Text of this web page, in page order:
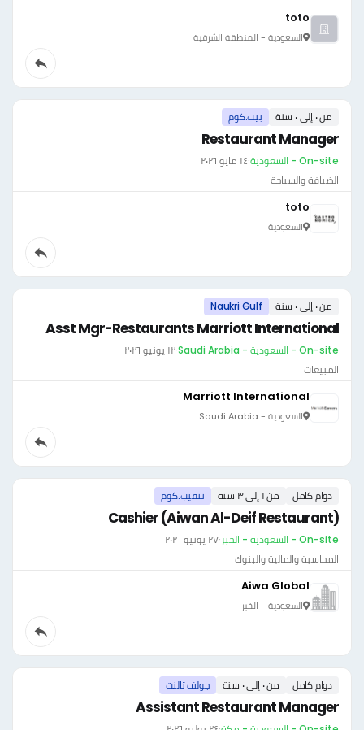
toto
السعودية - المنطقة الشرقية
من ٠ إلى ٠ سنة بيت.كوم
Restaurant Manager
On-site - السعودية ·١٤ مايو ٢٠٢٦
الضيافة والسياحة
toto
السعودية
من ٠ إلى ٠ سنة Naukri Gulf
Asst Mgr-Restaurants Marriott International
On-site - السعودية - Saudi Arabia ·١٢ يونيو ٢٠٢٦
المبيعات
Marriott International
السعودية - Saudi Arabia
دوام كامل من ١ إلى ٣ سنة تنقيب.كوم
Cashier (Aiwan Al-Deif Restaurant)
On-site - السعودية - الخبر ·٢٧ يونيو ٢٠٢٦
المحاسبة والمالية والبنوك
Aiwa Global
السعودية - الخبر
دوام كامل من ٠ إلى ٠ سنة جولف تالنت
Assistant Restaurant Manager